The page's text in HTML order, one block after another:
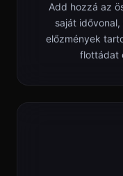
Add hozzá az
saját
előzmények
flottádat